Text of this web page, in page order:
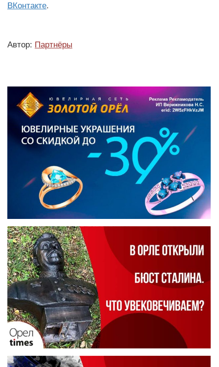
ВКонтакте.
Автор: Партнёры